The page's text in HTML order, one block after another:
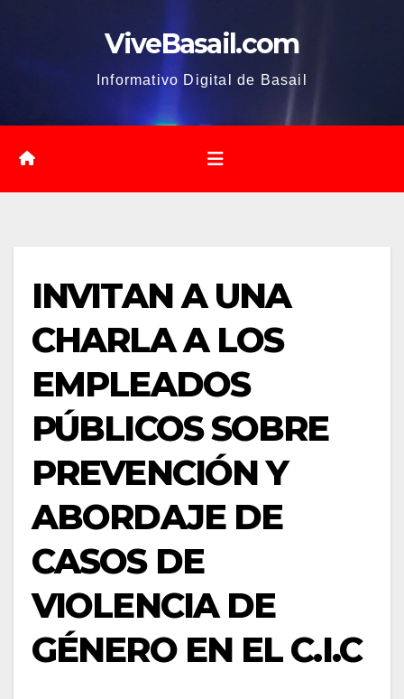
ViveBasail.com
Informativo Digital de Basail
INVITAN A UNA
CHARLA A LOS
EMPLEADOS
PÚBLICOS SOBRE
PREVENCIÓN Y
ABORDAJE DE
CASOS DE
VIOLENCIA DE
GÉNERO EN EL C.I.C